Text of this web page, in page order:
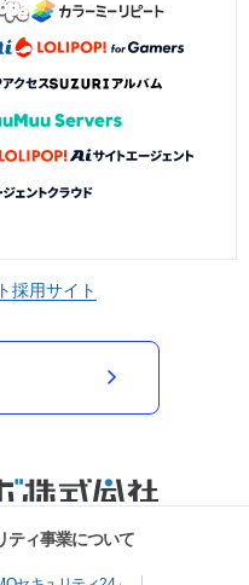
採用サイト
ティ事業について